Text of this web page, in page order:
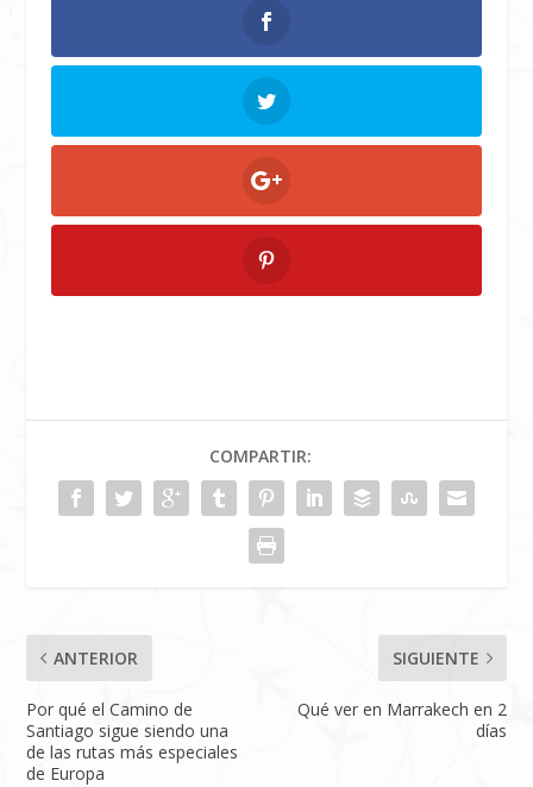
COMPARTIR:
ANTERIOR
Por qué el Camino de
Santiago sigue siendo una
de las rutas más especiales
de Europa
SIGUIENTE
Qué ver en Marrakech en 2
días